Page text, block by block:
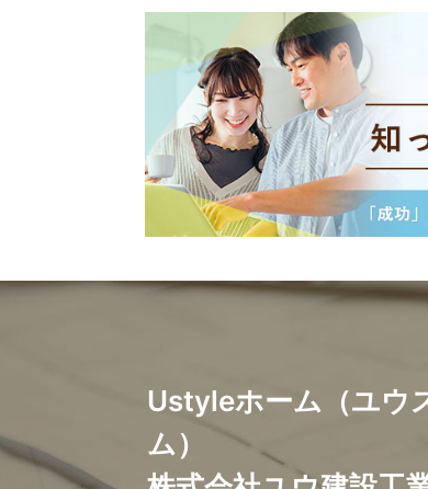
Ustyleホーム（ユウ
ム）